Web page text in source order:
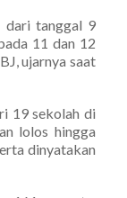
dari tanggal 9
11 dan 12
ujarnya saat
19 sekolah di
lolos hingga
dinyatakan